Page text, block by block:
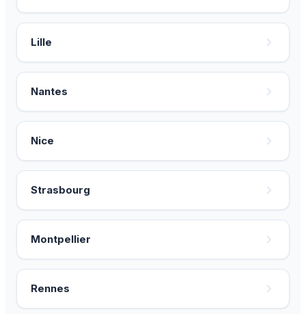
Lille
Nantes
Nice
Strasbourg
Montpellier
Rennes